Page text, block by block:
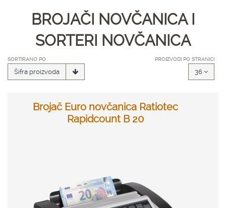
BROJAČI NOVČANICA I
SORTERI NOVČANICA
SORTIRANO PO
Šifra proizvoda
PROIZVODI PO STRANICI
36
Brojač Euro novčanica Ratiotec
Rapidcount B 20